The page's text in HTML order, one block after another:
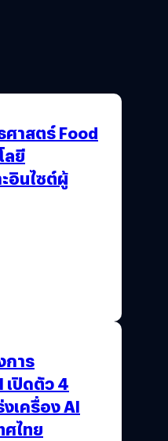
ศาสตร์ Food
ลยี
อินไซต์ผู้
การ
เปิดตัว 4
เครื่อง AI
ศไทย